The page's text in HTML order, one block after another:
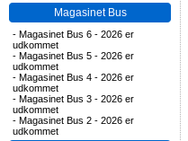
Magasinet Bus
- Magasinet Bus 6 - 2026 er
udkommet
- Magasinet Bus 5 - 2026 er
udkommet
- Magasinet Bus 4 - 2026 er
udkommet
- Magasinet Bus 3 - 2026 er
udkommet
- Magasinet Bus 2 - 2026 er
udkommet